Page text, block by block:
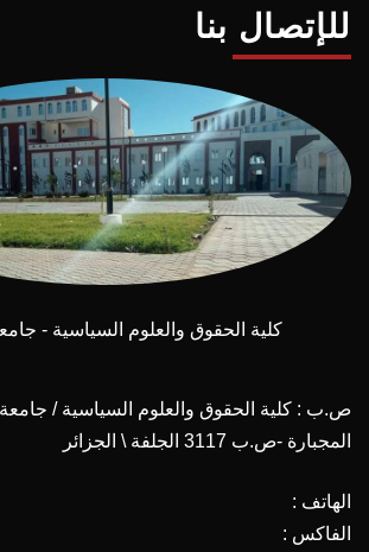
للإتصال بنا
كلية الحقوق والعلوم السياسية -
ص.ب : كلية الحقوق والعلوم السياسية /
المجبارة -ص.ب 3117 الجلفة \ الجزائر
الهاتف :
الفاكس :